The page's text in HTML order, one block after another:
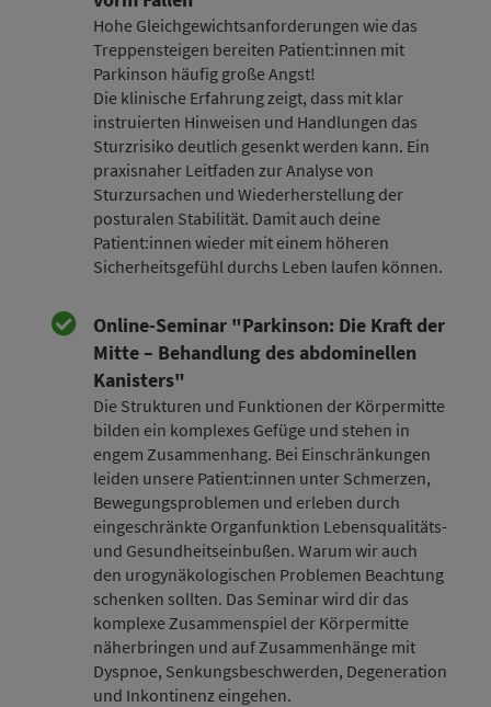
Hohe Gleichgewichtsanforderungen wie das
Treppensteigen bereiten Patient:innen mit
Parkinson häufig große Angst!
Die klinische Erfahrung zeigt, dass mit klar
instruierten Hinweisen und Handlungen das
Sturzrisiko deutlich gesenkt werden kann. Ein
praxisnaher Leitfaden zur Analyse von
Sturzursachen und Wiederherstellung der
posturalen Stabilität. Damit auch deine
Patient:innen wieder mit einem höheren
Sicherheitsgefühl durchs Leben laufen können.
Online-Seminar "Parkinson: Die Kraft der
Mitte – Behandlung des abdominellen
Kanisters"
Die Strukturen und Funktionen der Körpermitte
bilden ein komplexes Gefüge und stehen in
engem Zusammenhang. Bei Einschränkungen
leiden unsere Patient:innen unter Schmerzen,
Bewegungsproblemen und erleben durch
eingeschränkte Organfunktion Lebensqualitäts-
und Gesundheitseinbußen. Warum wir auch
den urogynäkologischen Problemen Beachtung
schenken sollten. Das Seminar wird dir das
komplexe Zusammenspiel der Körpermitte
näherbringen und auf Zusammenhänge mit
Dyspnoe, Senkungsbeschwerden, Degeneration
und Inkontinenz eingehen.